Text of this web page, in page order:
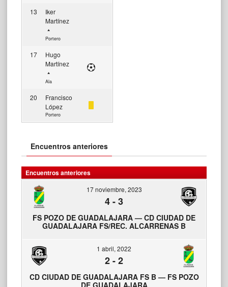
13
Iker
Martínez
Portero
17
Hugo
Martínez
Ala
20
Francisco
López
Portero
Encuentros anteriores
Encuentros anteriores
17 noviembre, 2023
4-3
FS POZO DE GUADALAJARA — CD CIUDAD DE
GUADALAJARA FS/REC. ALCARRENAS B
1 abril, 2022
2-2
CD CIUDAD DE GUADALAJARA FS B — FS POZO
DE GUADALAJARA